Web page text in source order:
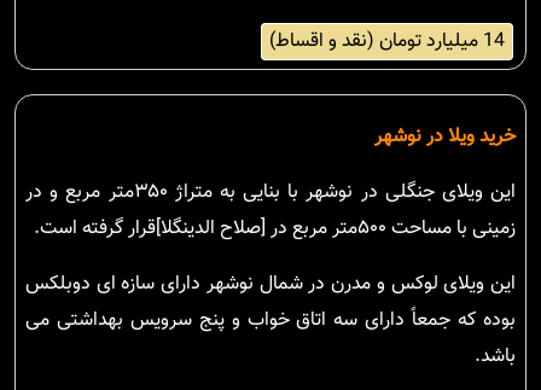
14 میلیارد تومان (نقد و اقساط)
خرید ویلا در نوشهر
این ویلای جنگلی در نوشهر با بنایی به متراژ ۳۵۰متر مربع و در
زمینی با مساحت ۵۰۰متر مربع در [صلاح الدینگلا]قرار گرفته است.
این ویلای لوکس و مدرن در شمال نوشهر دارای سازه ای دوبلکس
بوده که جمعاً دارای سه اتاق خواب و پنج سرویس بهداشتی می
باشد.